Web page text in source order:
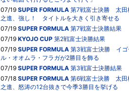
07/19 SUPER FORMULA 第7戦富士決勝 太田
之進、強し！ タイトルを大きく引き寄せる
07/19 SUPER FORMULA 第7戦富士決勝結果
07/19 KYOJO CUP 第2戦富士決勝結果
07/19 SUPER FORMULA 第3戦富士決勝 イゴ
ル・オオムラ・フラガが2勝目を飾る
07/19 SUPER FORMULA 第3戦富士決勝結果
07/18 SUPER FORMULA 第6戦富士決勝 太田
之進、怒涛の12台抜きで今季3勝目を挙げる